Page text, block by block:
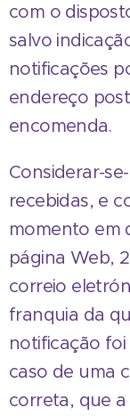
com o
salvo
notificações
endereço
encomenda.
Considerar-
recebidas, e
momento em
página Web,
correio
franquia da
notificação
caso de uma
correta, que